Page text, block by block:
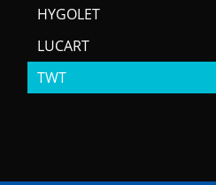
HYGOLET
LUCART
TWT